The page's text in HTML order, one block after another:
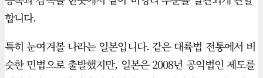
합니다.
특히 눈여겨볼 나라는 일본입니다. 같은 대륙법 전통에서 비
슷한 민법으로 출발했지만, 일본은 2008년 공익법인 제도를